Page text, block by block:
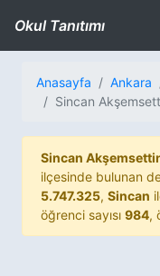
Okul Tanıtımı
Anasayfa Ankara
Sincan
Sincan
ilçesinde bulunan
5.747.325, Sincan
öğrenci sayısı 984,